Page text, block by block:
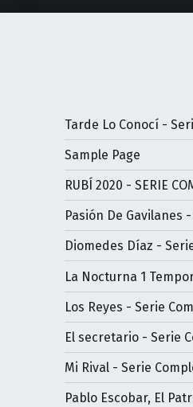
Tarde Lo Conocí -
Sample Page
RUBÍ 2020 - SERIE
Pasión De Gavilanes
Diomedes Díaz -
La Nocturna 1
Los Reyes - Serie
El secretario - Serie
Mi Rival - Serie
Pablo Escobar, El